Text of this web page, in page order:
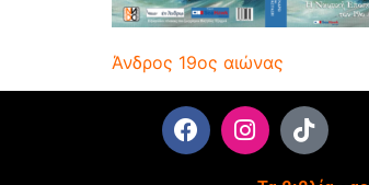
Άνδρος 19ος αιώνας